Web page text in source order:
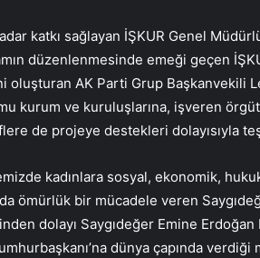
katkı sağlayan İŞKUR Genel
düzenlenmesinde emeği geçen
AK Parti Grup Başkanvekili
kurum ve kuruluşlarına, işveren
de projeye destekleri dolayısıyla
kadınlara sosyal, ekonomik,
ömürlük bir mücadele veren
dolayı Saygıdeğer Emine Erdoğan
dünya çapında verdiği